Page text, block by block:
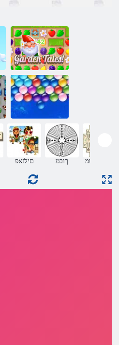
ןג ירופיס
Endless תועוב
םילזאפ ךובמ חול יקחשמ